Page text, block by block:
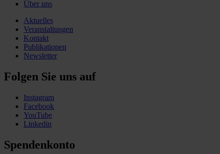
Über uns
Aktuelles
Veranstaltungen
Kontakt
Publikationen
Newsletter
Folgen Sie uns auf
Instagram
Facebook
YouTube
Linkedin
Spendenkonto